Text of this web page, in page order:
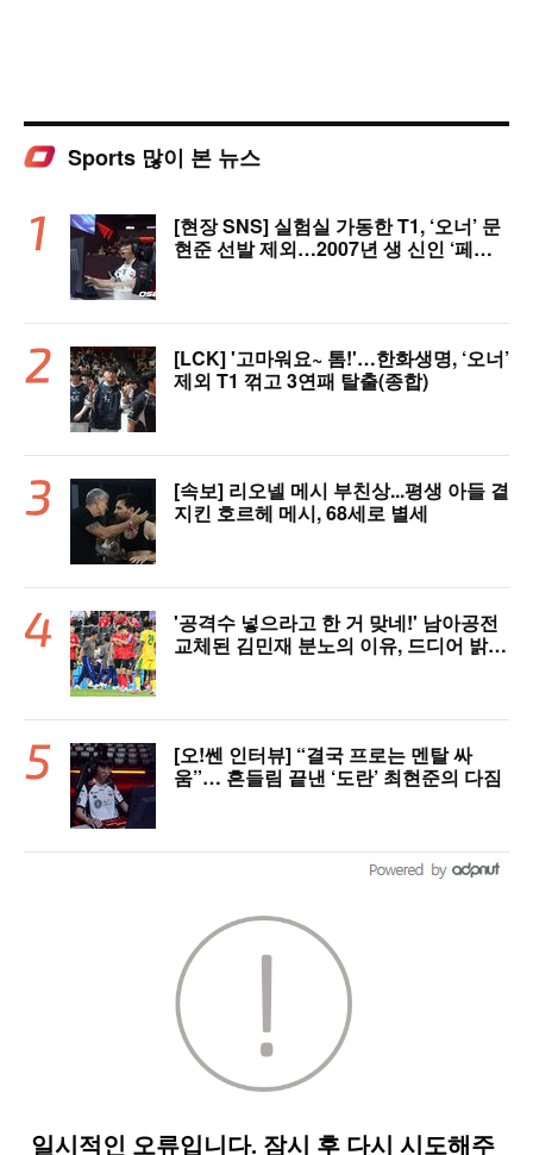
Sports 많이 본 뉴스
[현장 SNS] 실험실 가동한 T1, ‘오너’ 문
현준 선발 제외…2007년 생 신인 ‘페인
[LCK] '고마워요~ 톰!'…한화생명, ‘오너’
제외 T1 꺾고 3연패 탈출(종합)
[속보] 리오넬 메시 부친상...평생 아들 곁
지킨 호르헤 메시, 68세로 별세
'공격수 넣으라고 한 거 맞네!' 남아공전
교체된 김민재 분노의 이유, 드디어 밝혀
[오!쎈 인터뷰] “결국 프로는 멘탈 싸
움”… 흔들림 끝낸 ‘도란’ 최현준의 다짐